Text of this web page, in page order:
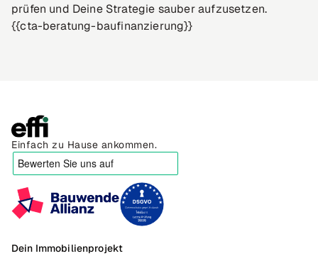
prüfen und Deine Strategie sauber aufzusetzen.
{{cta-beratung-baufinanzierung}}
Einfach zu Hause ankommen.
Dein Immobilienprojekt